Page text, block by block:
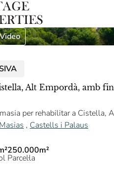
Video
Alt Empordà, amb
per rehabilitar a Cistella,
Masias , Castells i Palaus
250.000m²
Parcel·la